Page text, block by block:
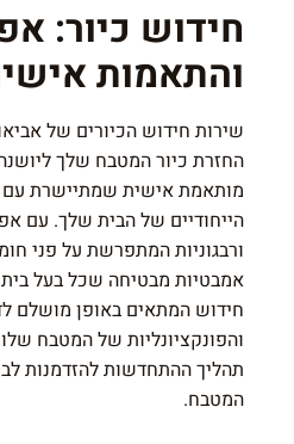
חידוש כיור:
והתאמות
שירות חידוש הכיורים של
החזרת כיור המטבח שלך
מותאמת אישית שמתיישרת עם
הייחודיים של הבית שלך. עם
ורבגוניות המתפרשת על פני
אמבטיות מבטיחה שכל בעל בית
חידוש המתאים באופן מושלם
והפונקציונליות של המטבח
תהליך ההתחדשות להזדמנות
המטבח.